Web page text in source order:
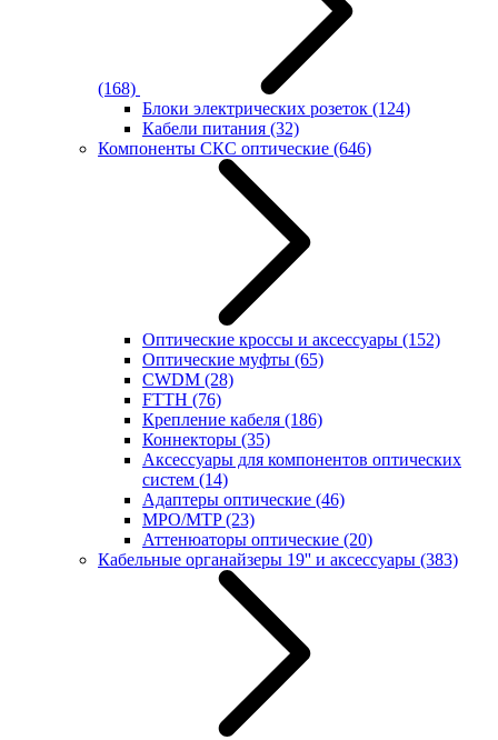
(168)
Блоки электрических розеток (124)
Кабели питания (32)
Компоненты СКС оптические (646)
Оптические кроссы и аксессуары (152)
Оптические муфты (65)
CWDM (28)
FTTH (76)
Крепление кабеля (186)
Коннекторы (35)
Аксессуары для компонентов оптических
систем (14)
Адаптеры оптические (46)
MPO/MTP(23)
Аттенюаторы оптические (20)
Кабельные органайзеры 19'' и аксессуары (383)